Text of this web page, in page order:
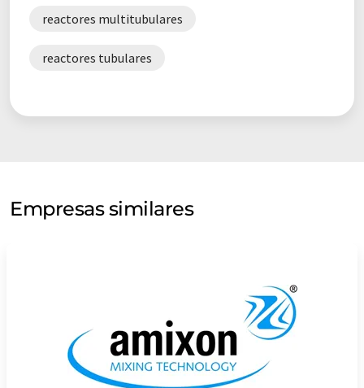
reactores multitubulares
reactores tubulares
Empresas similares